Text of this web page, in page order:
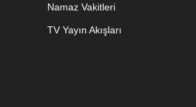
Namaz Vakitleri
TV Yayın Akışları